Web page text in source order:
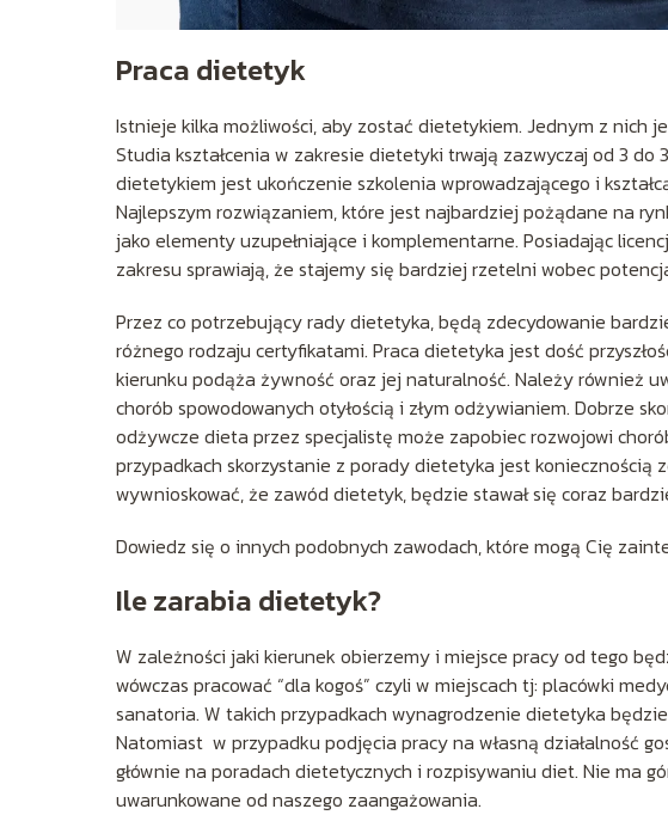
Praca dietetyk
Istnieje kilka możliwości, aby zostać dietetykiem. Jednym z nich
Studia kształcenia w zakresie dietetyki trwają zazwyczaj od 3 do
dietetykiem jest ukończenie szkolenia wprowadzającego i
Najlepszym rozwiązaniem, które jest najbardziej pożądane na
jako elementy uzupełniające i komplementarne. Posiadając
zakresu sprawiają, że stajemy się bardziej rzetelni wobec
Przez co potrzebujący rady dietetyka, będą zdecydowanie
różnego rodzaju certyfikatami. Praca dietetyka jest dość
kierunku podąża żywność oraz jej naturalność. Należy również
chorób spowodowanych otyłością i złym odżywianiem. Dobrze
odżywcze dieta przez specjalistę może zapobiec rozwojowi
przypadkach skorzystanie z porady dietetyka jest koniecznością
wywnioskować, że zawód dietetyk, będzie stawał się coraz
Dowiedz się o innych podobnych zawodach, które mogą Cię
Ile zarabia dietetyk?
W zależności jaki kierunek obierzemy i miejsce pracy od tego
wówczas pracować “dla kogoś” czyli w miejscach tj: placówki
sanatoria. W takich przypadkach wynagrodzenie dietetyka
Natomiast w przypadku podjęcia pracy na własną działalność
głównie na poradach dietetycznych i rozpisywaniu diet. Nie ma
uwarunkowane od naszego zaangażowania.